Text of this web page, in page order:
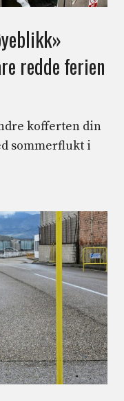
redde ferien
kofferten din
sommerflukt i